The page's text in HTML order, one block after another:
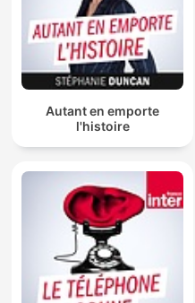
Autant en emporte
l'histoire